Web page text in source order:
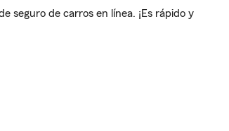
seguro de carros en línea. ¡Es rápido y